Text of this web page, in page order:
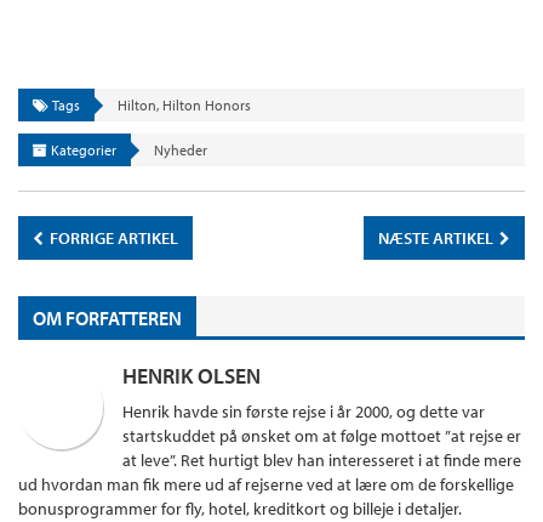
Tags Hilton, Hilton Honors
Kategorier Nyheder
FORRIGE ARTIKEL NÆSTE ARTIKEL
OM FORFATTEREN
HENRIK OLSEN
Henrik havde sin første rejse i år 2000, og dette var
startskuddet på ønsket om at følge mottoet ”at rejse er
at leve”. Ret hurtigt blev han interesseret i at finde mere
ud hvordan man fik mere ud af rejserne ved at lære om de forskellige
bonusprogrammer for fly, hotel, kreditkort og billeje i detaljer.